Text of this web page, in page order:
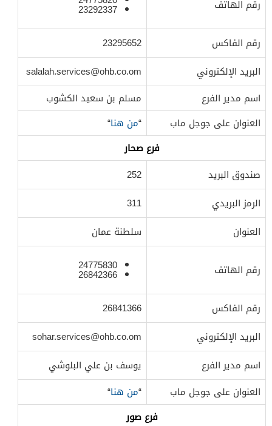
رقم الهاتف
23292337
رقم الفاكس
23295652
البريد الإلكتروني
salalah.services@ohb.co.om
اسم مدير الفرع
مسلم بن سعيد الكشوب
العنوان على جوجل ماب
“من هنا“
فرع صحار
صندوق البريد
252
الرمز البريدي
311
العنوان
سلطنة عمان
رقم الهاتف 24775830
26842366
رقم الفاكس
26841366
البريد الإلكتروني
sohar.services@ohb.co.om
اسم مدير الفرع
يوسف بن علي البلوشي
العنوان على جوجل ماب
“من هنا“
فرع صور